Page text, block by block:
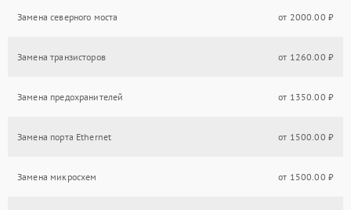
Замена северного моста от 2000.00 ₽
Замена транзисторов от 1260.00 ₽
Замена предохранителей от 1350.00 ₽
Замена порта Ethernet от 1500.00 ₽
Замена микросхем от 1500.00 ₽